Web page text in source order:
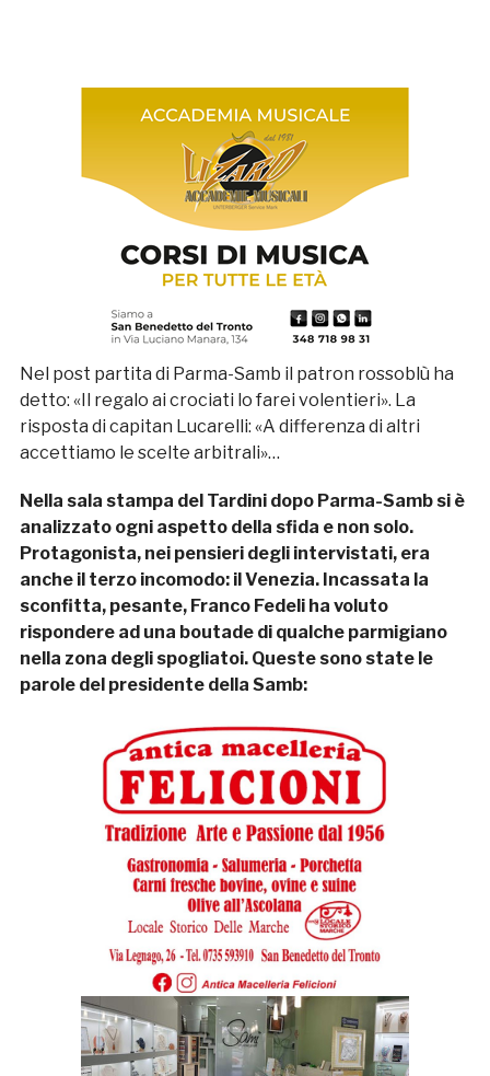
Nel post partita di Parma-Samb il patron rossoblù ha
detto: «Il regalo ai crociati lo farei volentieri». La
risposta di capitan Lucarelli: «A differenza di altri
accettiamo le scelte arbitrali»…
Nella sala stampa del Tardini dopo Parma-Samb si è
analizzato ogni aspetto della sfida e non solo.
Protagonista, nei pensieri degli intervistati, era
anche il terzo incomodo: il Venezia. Incassata la
sconfitta, pesante, Franco Fedeli ha voluto
rispondere ad una boutade di qualche parmigiano
nella zona degli spogliatoi. Queste sono state le
parole del presidente della Samb: